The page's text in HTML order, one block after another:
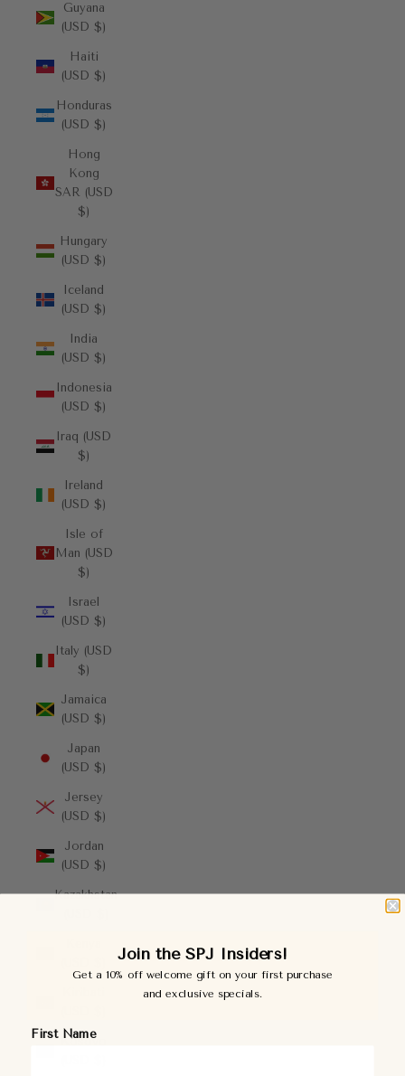
Guyana
(USD $)
Haiti
(USD $)
Honduras
(USD $)
Hong
Kong
SAR (USD
$)
Hungary
(USD $)
Iceland
(USD $)
India
(USD $)
Indonesia
(USD $)
Iraq (USD
$)
Ireland
(USD $)
Isle of
Man (USD
$)
Israel
(USD $)
Italy (USD
$)
Jamaica
(USD $)
Japan
(USD $)
Jersey
(USD $)
Jordan
(USD $)
Kazakhstan
Kosovo
Join the SPJ Insiders!
Get a 10% off welcome gift on your first purchase
and exclusive specials.
First Name